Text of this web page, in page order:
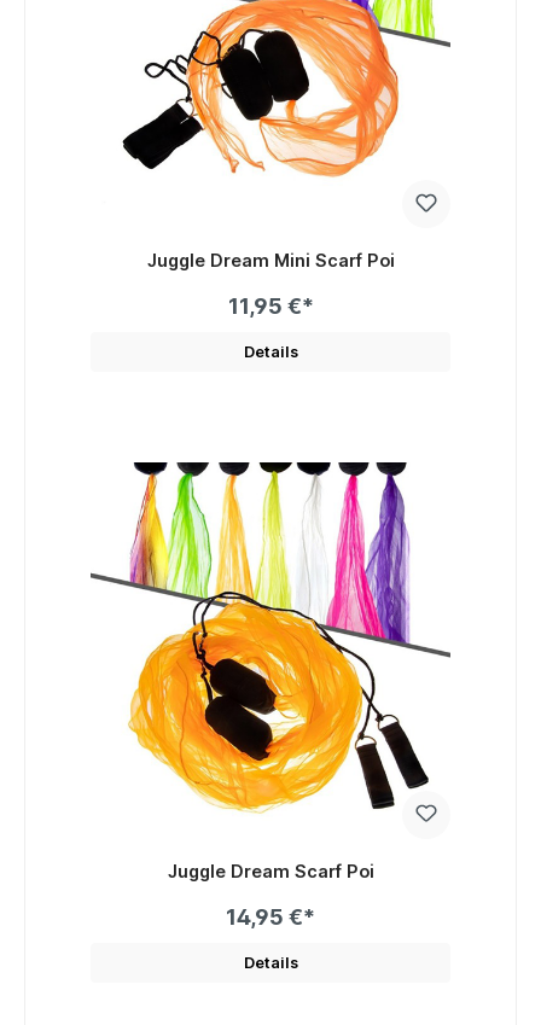
Juggle Dream Mini Scarf Poi
11,95 €*
Details
Juggle Dream Scarf Poi
14,95 €*
Details